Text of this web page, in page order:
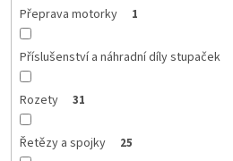
Přeprava motorky 1
Příslušenství a náhradní díly stupaček
Rozety 31
Řetězy a spojky 25